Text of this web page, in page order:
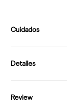
Cuidados
Detalles
Review